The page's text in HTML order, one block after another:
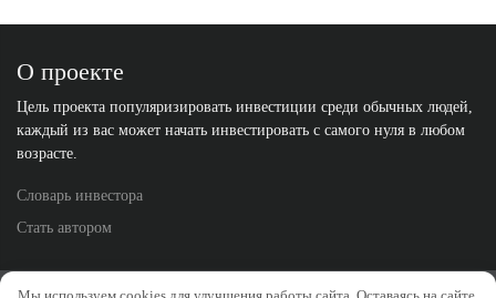
О проекте
Цель проекта популяризировать инвестиции среди обычных людей,
каждый из вас может начать инвестировать с самого нуля в любом
возрасте.
Словарь инвестора
Стать автором
Политика конфиденциальности Отказ от ответственности